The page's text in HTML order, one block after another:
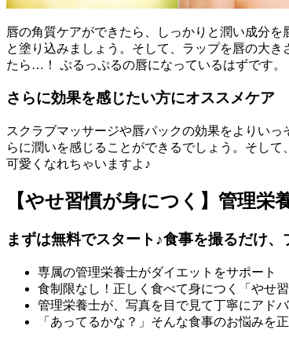
唇の角質ケアができたら、しっかりと潤い成分
と塗り込みましょう。そして、ラップを唇の大
たら…！ ぷるっぷるの唇になっているはずです。
さらに効果を感じたい方にオススメケア
スクラブマッサージや唇パックの効果をよりい
らに潤いを感じることができるでしょう。そし
可愛くなれちゃいますよ♪
【やせ習慣が身につく】管理
まずは無料でスタート♪食事を撮るだけ
専属の管理栄養士がダイエットをサポート
食制限なし！正しく食べて身につく「やせ
管理栄養士が、写真を目で見て丁寧にアド
「あってるかな？」そんな食事のお悩みを